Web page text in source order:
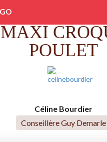
Recettes
MAXI
POULET
Céline Bourdier
Conseillère Guy Demarle